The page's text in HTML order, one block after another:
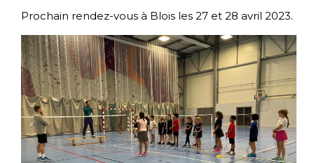
Prochain rendez-vous à Blois les 27 et 28 avril 2023.